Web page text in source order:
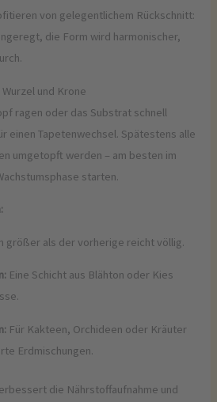
von gelegentlichem Rückschnitt:
die Form wird harmonischer,
und Krone
ragen oder das Substrat schnell
einen Tapetenwechsel. Spätestens alle
umgetopft werden – am besten im
starten.
größer als der vorherige reicht völlig.
Eine Schicht aus Blähton oder Kies
Für Kakteen, Orchideen oder Kräuter
Erdmischungen.
die Nährstoffaufnahme und